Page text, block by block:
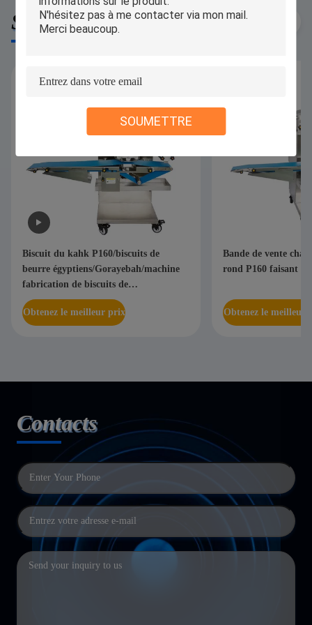
SOUMETTRE
Similar Products
Biscuit du kahk P160/biscuits de
beurre égyptiens/Gorayebah/machine
fabrication de biscuits de
sable/machine encroûtante
Obtenez le meilleur prix
Bande de vente
rond P160 faisant la
Obtenez le meilleur
Contacts